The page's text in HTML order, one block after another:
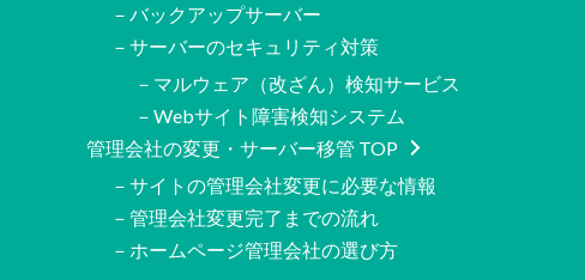
－バックアップサーバー
－サーバーのセキュリティ対策
－マルウェア（改ざん）検知サービス
－Webサイト障害検知システム
管理会社の変更・サーバー移管 TOP
－サイトの管理会社変更に必要な情報
－管理会社変更完了までの流れ
－ホームページ管理会社の選び方